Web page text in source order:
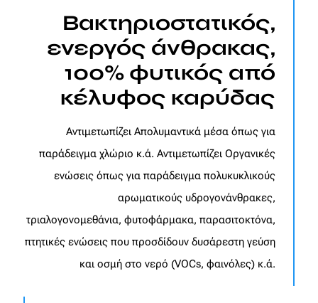
Βακτηριοστατικός,
ενεργός άνθρακας,
100% φυτικός από
κέλυφος καρύδας
Αντιμετωπίζει Απολυμαντικά μέσα όπως για
παράδειγμα χλώριο κ.ά. Αντιμετωπίζει Οργανικές
ενώσεις όπως για παράδειγμα πολυκυκλικούς
αρωματικούς υδρογονάνθρακες,
τριαλογονομεθάνια, φυτοφάρμακα, παρασιτοκτόνα,
πτητικές ενώσεις που προσδίδουν δυσάρεστη γεύση
και οσμή στο νερό (VOCs, φαινόλες) κ.ά.